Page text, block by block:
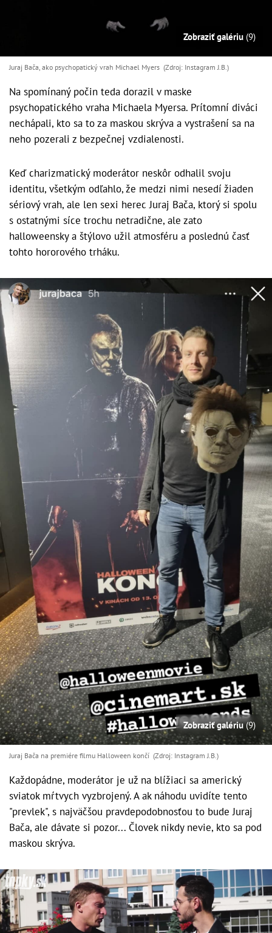
Zobraziť galériu (9)
Juraj Bača, ako psychopatický vrah Michael Myers (Zdroj: Instagram J.B.)
Na spomínaný počin teda dorazil v maske
psychopatického vraha Michaela Myersa. Prítomní diváci
nechápali, kto sa to za maskou skrýva a vystrašení sa na
neho pozerali z bezpečnej vzdialenosti.
Keď charizmatický moderátor neskôr odhalil svoju
identitu, všetkým odľahlo, že medzi nimi nesedí žiaden
sériový vrah, ale len sexi herec Juraj Bača, ktorý si spolu
s ostatnými síce trochu netradične, ale zato
halloweensky a štýlovo užil atmosféru a poslednú časť
tohto hororového trháku.
Zobraziť galériu(9)
Juraj Bača na premiére filmu Halloween končí (Zdroj: Instagram J.B.)
Každopádne, moderátor je už na blížiaci sa americký
sviatok mŕtvych vyzbrojený. A ak náhodu uvidíte tento
"prevlek", s najväčšou pravdepodobnosťou to bude Juraj
Bača, ale dávate si pozor... Človek nikdy nevie, kto sa pod
maskou skrýva.